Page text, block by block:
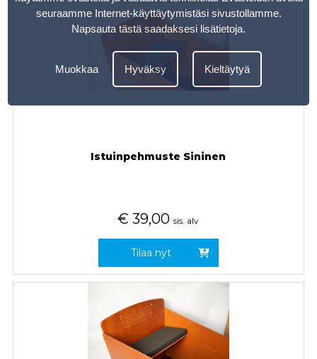
Istuinpehmuste Sininen
€ 39,00 sis. alv
Tilaa nyt
seuraamme Internet-käyttäytymistäsi sivustollamme.
Napsauta tästä saadaksesi lisätietoja.
Muokkaa Hyväksy Kieltäytyä